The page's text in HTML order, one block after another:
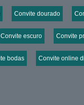
Convite dourado
Convite escuro Convite
bodas Convite online